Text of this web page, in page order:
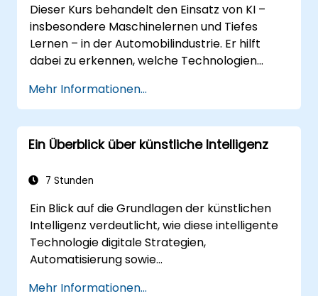
Dieser Kurs behandelt den Einsatz von KI –
insbesondere Maschinelernen und Tiefes
Lernen – in der Automobilindustrie. Er hilft
dabei zu erkennen, welche Technologien
Anwendungsbereichen im Auto eingesetzt
werden können: von einfacher
Automatisierung über Bildverarbeitung bis hin
zur autonomen Entscheidungsfindung.
Mehr Informationen...
Ein Überblick über künstliche Intelligenz
7 Stunden
Ein Blick auf die Grundlagen der künstlichen
Intelligenz verdeutlicht, wie diese intelligente
Technologie digitale Strategien,
Automatisierung sowie
Mehr Informationen...